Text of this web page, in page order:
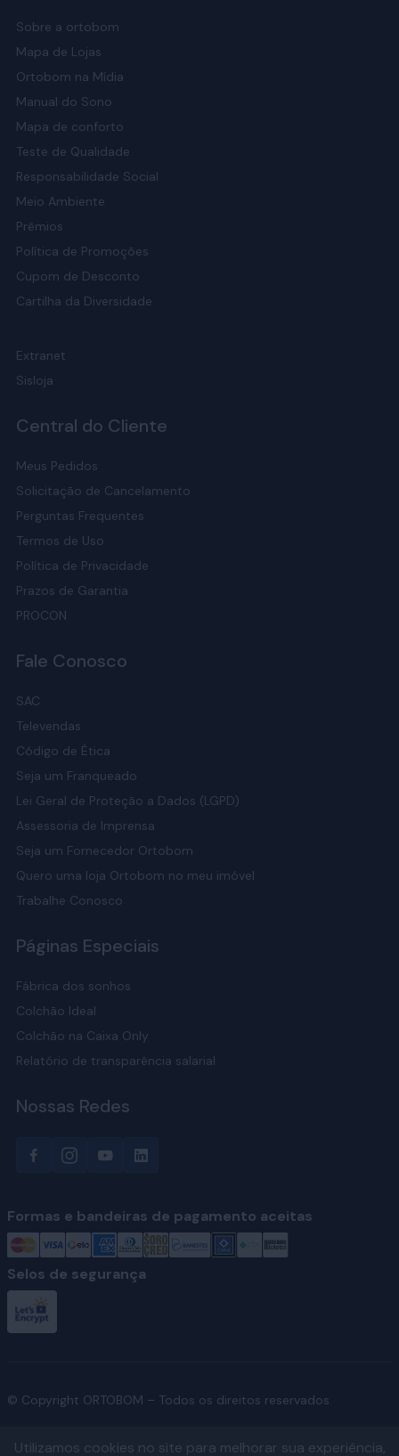
Sobre a ortobom
Mapa de Lojas
Ortobom na Mídia
Manual do Sono
Mapa de conforto
Teste de Qualidade
Responsabilidade Social
Meio Ambiente
Prêmios
Política de Promoções
Cupom de Desconto
Cartilha da Diversidade
Extranet
Sisloja
Central do Cliente
Meus Pedidos
Solicitação de Cancelamento
Perguntas Frequentes
Termos de Uso
Política de Privacidade
Prazos de Garantia
PROCON
Fale Conosco
SAC
Televendas
Código de Ética
Seja um Franqueado
Lei Geral de Proteção a Dados (LGPD)
Assessoria de Imprensa
Seja um Fornecedor Ortobom
Quero uma loja Ortobom no meu imóvel
Trabalhe Conosco
Páginas Especiais
Fábrica dos sonhos
Colchão Ideal
Colchão na Caixa Only
Relatório de transparência salarial
Nossas Redes
Formas e bandeiras de pagamento aceitas
Selos de segurança
© Copyright ORTOBOM – Todos os direitos reservados.
Utilizamos cookies no site para melhorar sua experiência,